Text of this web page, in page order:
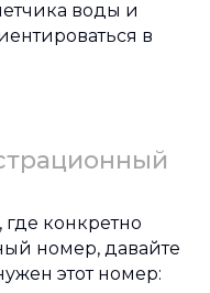
воды и
в
конкретно
номер, давайте
этот номер: